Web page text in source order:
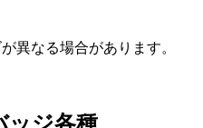
異なる場合があります。